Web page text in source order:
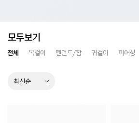
모두보기
전체 목걸이 펜던트/참 귀걸이 피어싱